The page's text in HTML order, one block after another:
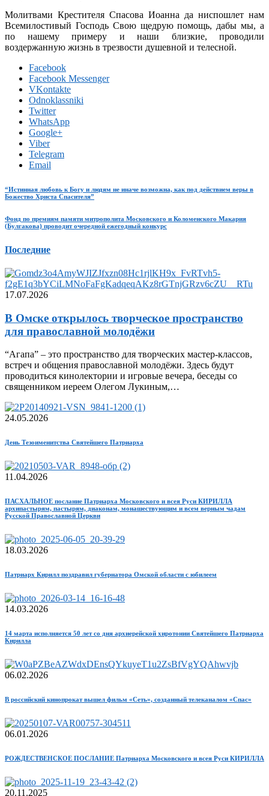
Молитвами Крестителя Спасова Иоанна да ниспошлет нам
Всемилостивый Господь Свою щедрую помощь, дабы мы, а
по нашему примеру и наши близкие, проводили
воздержанную жизнь в трезвости душевной и телесной.
Facebook
Facebook Messenger
VKontakte
Odnoklassniki
Twitter
WhatsApp
Google+
Viber
Telegram
Email
“Истинная любовь к Богу и людям не иначе возможна, как под действием веры в
Божество Христа Спасителя”
Фонд по премиям памяти митрополита Московского и Коломенского Макария
(Булгакова) проводит очередной ежегодный конкурс
Последние
17.07.2026
В Омске открылось творческое пространство
для православной молодёжи
“Агапа” – это пространство для творческих мастер-классов,
встреч и общения православной молодёжи. Здесь будут
проводиться кинолектории и игровые вечера, беседы со
священником иереем Олегом Лукиным,…
24.05.2026
День Тезоименитства Святейшего Патриарха
11.04.2026
ПАСХАЛЬНОЕ послание Патриарха Московского и всея Руси КИРИЛЛА
архипастырям, пастырям, диаконам, монашествующим и всем верным чадам
Русской Православной Церкви
18.03.2026
Патриарх Кирилл поздравил губернатора Омской области с юбилеем
14.03.2026
14 марта исполняется 50 лет со дня архиерейской хиротонии Святейшего Патриарха
Кирилла
06.02.2026
В российский кинопрокат вышел фильм «Сеть», созданный телеканалом «Спас»
06.01.2026
РОЖДЕСТВЕНСКОЕ ПОСЛАНИЕ Патриарха Московского и всея Руси КИРИЛЛА
20.11.2025